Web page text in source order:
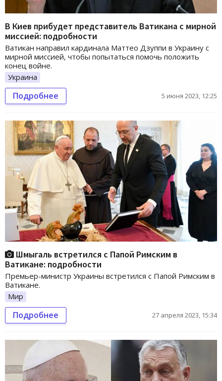
В Киев прибудет представитель Ватикана с мирной
миссией: подробности
Ватикан направил кардинала Маттео Дзуппи в Украину с
мирной миссией, чтобы попытаться помочь положить
конец войне.
Украина
Подробнее 5 июня 2023, 12:25
Шмыгаль встретился с Папой Римским в
Ватикане: подробности
Премьер-министр Украины встретился с Папой Римским в
Ватикане.
Мир
Подробнее 27 апреля 2023, 15:34